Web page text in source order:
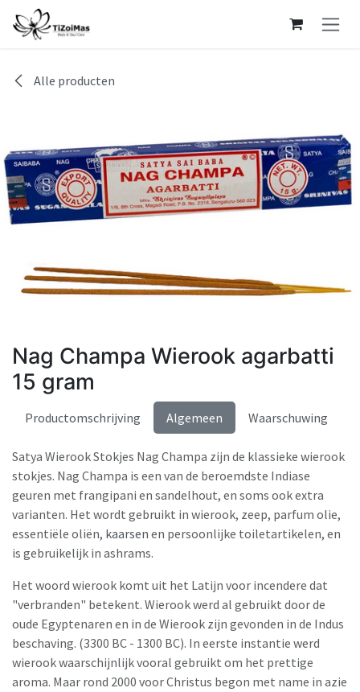
Overslaan naar inhoud
Alle producten
Nag Champa Wierook agarbatti
15 gram
Productomschrijving Algemeen Waarschuwing
Satya Wierook Stokjes Nag Champa zijn de klassieke wierook
stokjes. Nag Champa is een van de beroemdste Indiase
geuren met frangipani en sandelhout, en soms ook extra
varianten. Het wordt gebruikt in wierook, zeep, parfum olie,
essentiële oliën, kaarsen en persoonlijke toiletartikelen, en
is gebruikelijk in ashrams.
Het woord wierook komt uit het Latijn voor incendere dat
"verbranden" betekent. Wierook werd al gebruikt door de
oude Egyptenaren en in de Wierook zijn gevonden in de Indus
beschaving. (3300 BC - 1300 BC). In eerste instantie werd
wierook waarschijnlijk vooral gebruikt om het prettige
aroma. Maar rond 2000 voor Christus begon met name in azie